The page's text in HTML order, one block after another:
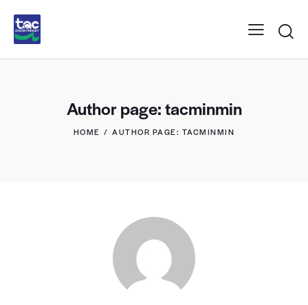
Author page: tacminmin
HOME AUTHOR PAGE: TACMINMIN